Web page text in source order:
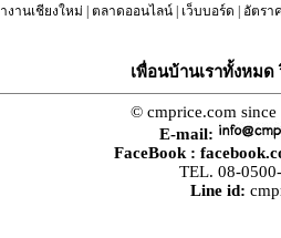
งานเชียงใหม่ | ตลาดออนไลน์| เว็บบอร์ด | อัตรา
เพื่อนบ้านเราทั้งหมด
© cmprice.com since
E-mail:
FaceBook :
TEL. 08-
Line id: